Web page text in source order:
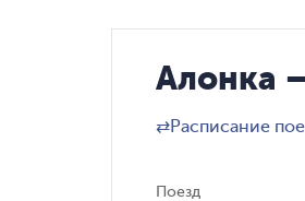
Алонка
⇄Расписание
Поезд